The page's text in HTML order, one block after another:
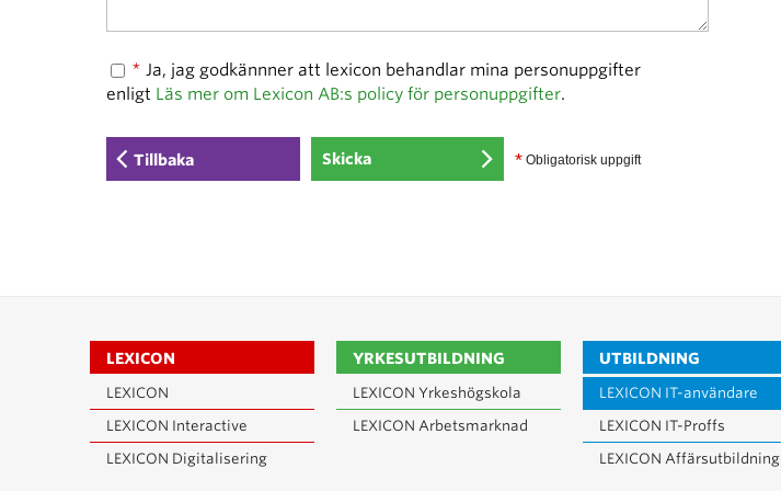
* Ja, jag godkännner att lexicon behandlar mina personuppgifter
enligt Läs mer om Lexicon AB:s policy för personuppgifter.
Tillbaka * Obligatorisk uppgift
LEXICON
LEXICON
LEXICON Interactive
LEXICON Digitalisering
YRKESUTBILDNING
LEXICON Yrkeshögskola
LEXICON Arbetsmarknad
UTBILDNING
LEXICON IT-användare
LEXICON IT-Proffs
LEXICON Affärsutbildning